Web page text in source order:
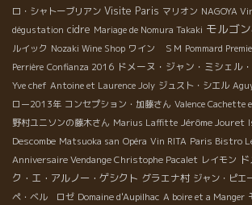
ロ・シャトーブリアン Visite Paris マリオン NAGOYA
dégustation cidre Mariage de Nomura Takaki モルゴ
ルイック Nozaki Wine Shop ワイン ＳＭ Pommard
Perrière Confianza 2016 ドメーヌ・ジャン・ミシェル
Yve chef Antoine et Laurence Joly ジュスト・シエル
ロー2013年 コンセプション・加藤さん Valence Cachette
野村ユニソンの藤木さん Marius Laffitte Jérôme Jouret
Descombe Matsuoka san Opéra Vin RITA Paris Bistro
Anniversaire Vendange Christophe Pacalet レイモン
ク・エ・アルノー・ゲシクト グラエナ村 ジャン・ピエ
ペ・ベル ロゼ Domaine d'Aupilhac A boire et a Manger